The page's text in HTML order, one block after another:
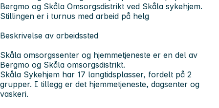
Bergmo og Skåla Omsorgsdistrikt ved Skåla sykehjem.
Stillingen er i turnus med arbeid på helg
Beskrivelse av arbeidssted
Skåla omsorgssenter og hjemmetjeneste er en del av
Bergmo og Skåla omsorgsdistrikt.
Skåla Sykehjem har 17 langtidsplasser, fordelt på 2
grupper. I tillegg er det hjemmetjeneste, dagsenter og
vaskeri.